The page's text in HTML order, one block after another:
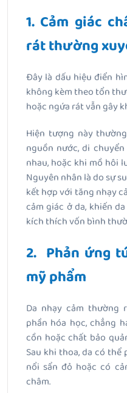
1. Cảm giác
rát thường
Đây là dấu hiệu điển
không kèm theo tổn
hoặc ngứa rát vẫn gây
Hiện tượng này
nguồn nước, di
nhau, hoặc khi mồ hôi
Nguyên nhân là do sự
kết hợp với tăng nhạy
cảm giác ở da, khiến
kích thích vốn bình
2. Phản ứng
mỹ phẩm
Da nhạy cảm thường
phần hóa học, chẳng
cồn hoặc chất bảo
Sau khi thoa, da có
nổi sẩn đỏ hoặc có
châm.